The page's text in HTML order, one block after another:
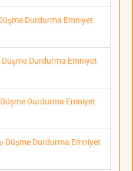
Durdurma Emniyet
Durdurma Emniyet
Durdurma Emniyet
Düşme Durdurma Emniyet